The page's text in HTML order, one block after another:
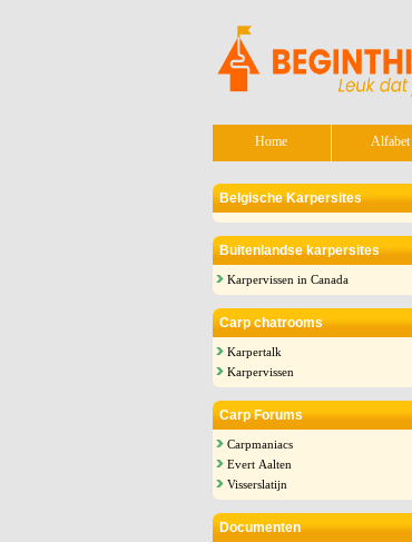
Home Alfabet
Belgische Karpersites
Buitenlandse karpersites
Karpervissen in Canada
Carp chatrooms
Karpertalk
Karpervissen
Carp Forums
Carpmaniacs
Evert Aalten
Visserslatijn
Documenten